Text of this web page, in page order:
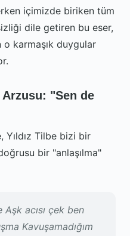
içimizde biriken tüm
dile getiren bu eser,
karmaşık duygular
Arzusu: "Sen de
Yıldız Tilbe bizi bir
bir "anlaşılma"
acısı çek ben
Kavuşamadığım